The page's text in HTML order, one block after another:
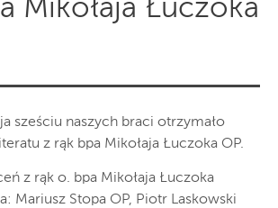
Mikołaja Łuczoka
sześciu naszych braci otrzymało
z rąk bpa Mikołaja Łuczoka OP.
z rąk o. bpa Mikołaja Łuczoka
Mariusz Stopa OP, Piotr Laskowski